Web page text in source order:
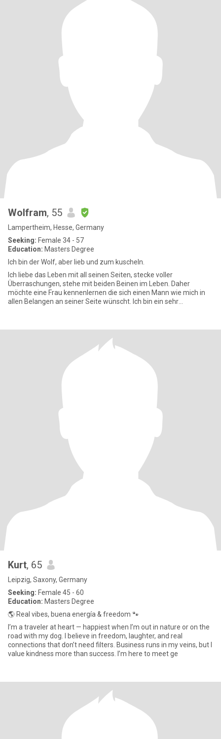
Wolfram, 55
Lampertheim, Hesse, Germany
Seeking: Female 34 - 57
Education: Masters Degree
Ich bin der Wolf, aber lieb und zum kuscheln.
Ich liebe das Leben mit all seinen Seiten, stecke voller
Überraschungen, stehe mit beiden Beinen im Leben. Daher
möchte eine Frau kennenlernen die sich einen Mann wie mich in
allen Belangen an seiner Seite wünscht. Ich bin ein sehr
Kurt, 65
Leipzig, Saxony, Germany
Seeking: Female 45 - 60
Education: Masters Degree
🌎 Real vibes, buena energía & freedom 🐾
I’m a traveler at heart — happiest when I’m out in nature or on the
road with my dog. I believe in freedom, laughter, and real
connections that don’t need filters. Business runs in my veins, but I
value kindness more than success. I’m here to meet ge